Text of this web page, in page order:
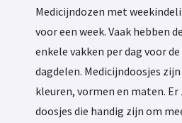
Medicijndozen met
voor een week. Vaak hebben
enkele vakken per dag voor
dagdelen. Medicijndoosjes
kleuren, vormen en maten.
doosjes die handig zijn om